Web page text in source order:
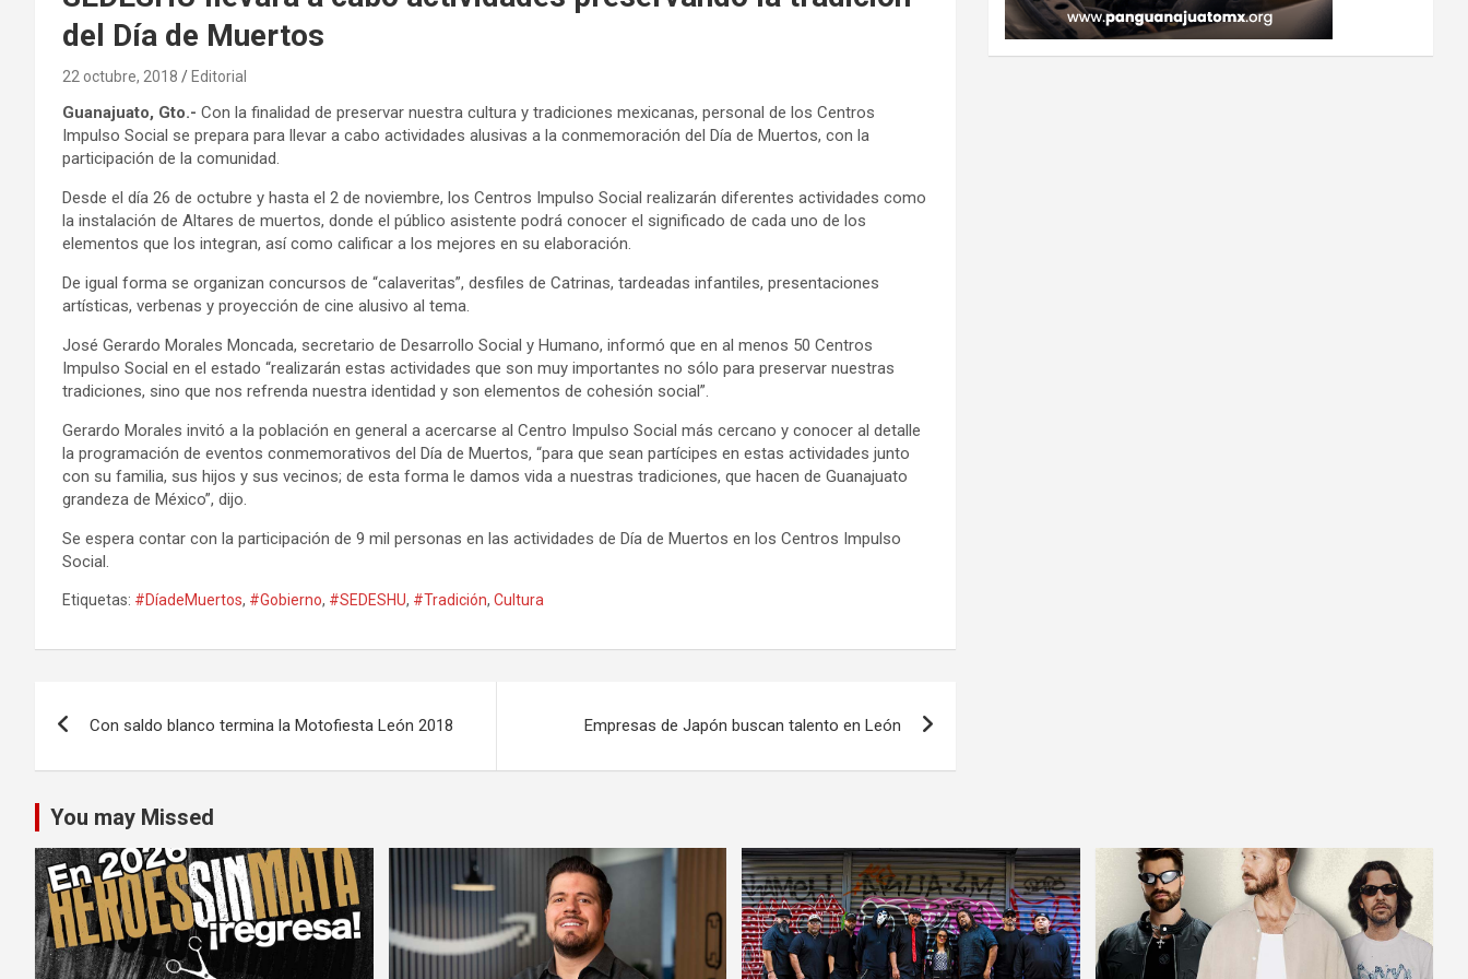
del Día de Muertos
22 octubre, 2018 Editorial
Guanajuato, Gto.- Con la finalidad de preservar nuestra cultura y tradiciones mexicanas, personal de los Centros
Impulso Social se prepara para llevar a cabo actividades alusivas a la conmemoración del Día de Muertos, con la
participación de la comunidad.
Desde el día 26 de octubre y hasta el 2 de noviembre, los Centros Impulso Social realizarán diferentes actividades como
la instalación de Altares de muertos, donde el público asistente podrá conocer el significado de cada uno de los
elementos que los integran, así como calificar a los mejores en su elaboración.
De igual forma se organizan concursos de “calaveritas”, desfiles de Catrinas, tardeadas infantiles, presentaciones
artísticas, verbenas y proyección de cine alusivo al tema.
José Gerardo Morales Moncada, secretario de Desarrollo Social y Humano, informó que en al menos 50 Centros
Impulso Social en el estado “realizarán estas actividades que son muy importantes no sólo para preservar nuestras
tradiciones, sino que nos refrenda nuestra identidad y son elementos de cohesión social”.
Gerardo Morales invitó a la población en general a acercarse al Centro Impulso Social más cercano y conocer al detalle
la programación de eventos conmemorativos del Día de Muertos, “para que sean partícipes en estas actividades junto
con su familia, sus hijos y sus vecinos; de esta forma le damos vida a nuestras tradiciones, que hacen de Guanajuato
grandeza de México”, dijo.
Se espera contar con la participación de 9 mil personas en las actividades de Día de Muertos en los Centros Impulso
Social.
Etiquetas: #DíadeMuertos, #Gobierno, #SEDESHU, #Tradición, Cultura
entradas
Con saldo blanco termina la Motofiesta León 2018 Empresas de Japón buscan talento en León
You may Missed